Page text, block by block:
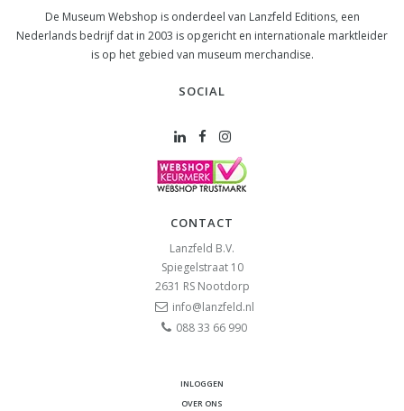
De Museum Webshop is onderdeel van Lanzfeld Editions, een
Nederlands bedrijf dat in 2003 is opgericht en internationale marktleider
is op het gebied van museum merchandise.
SOCIAL
CONTACT
Lanzfeld B.V.
Spiegelstraat 10
2631 RS Nootdorp
info@lanzfeld.nl
088 33 66 990
INLOGGEN
OVER ONS